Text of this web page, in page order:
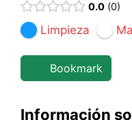
0.0 0
Limpieza
Bookmark
Información